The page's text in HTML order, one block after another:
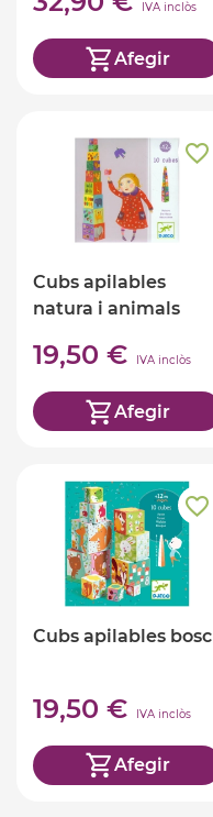
IVA inclòs
Afegir
Cubs apilables
natura i animals
19,50 € IVA inclòs
Afegir
Cubs apilables bosc
19,50 € IVA inclòs
Afegir